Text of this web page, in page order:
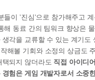
들이 '진심'으로 참가해주고
해 동료 간의 팀워크 향상은 물
각을 교류할 수 있는 계기도
해볼 기회와 소정의 상금도
택되지 않더라도 직접 아이디
험은 게임 개발자로서 소중